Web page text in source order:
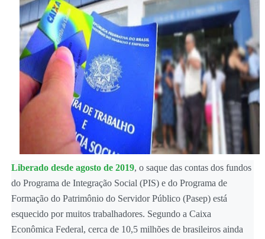
Liberado desde agosto de 2019, o saque das contas dos fundos
do Programa de Integração Social (PIS) e do Programa de
Formação do Patrimônio do Servidor Público (Pasep) está
esquecido por muitos trabalhadores. Segundo a Caixa
Econômica Federal, cerca de 10,5 milhões de brasileiros ainda